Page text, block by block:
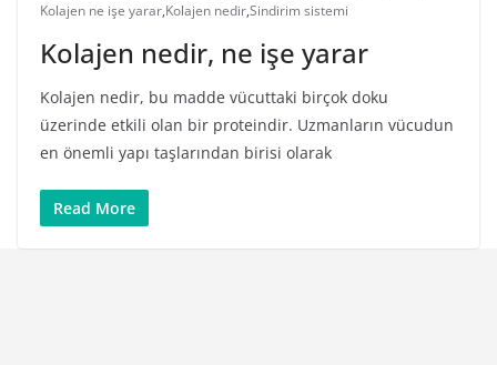
Kolajen ne işe yarar,Kolajen nedir,Sindirim sistemi
Kolajen nedir, ne işe yarar
Kolajen nedir, bu madde vücuttaki birçok doku
üzerinde etkili olan bir proteindir. Uzmanların vücudun
en önemli yapı taşlarından birisi olarak
Read More